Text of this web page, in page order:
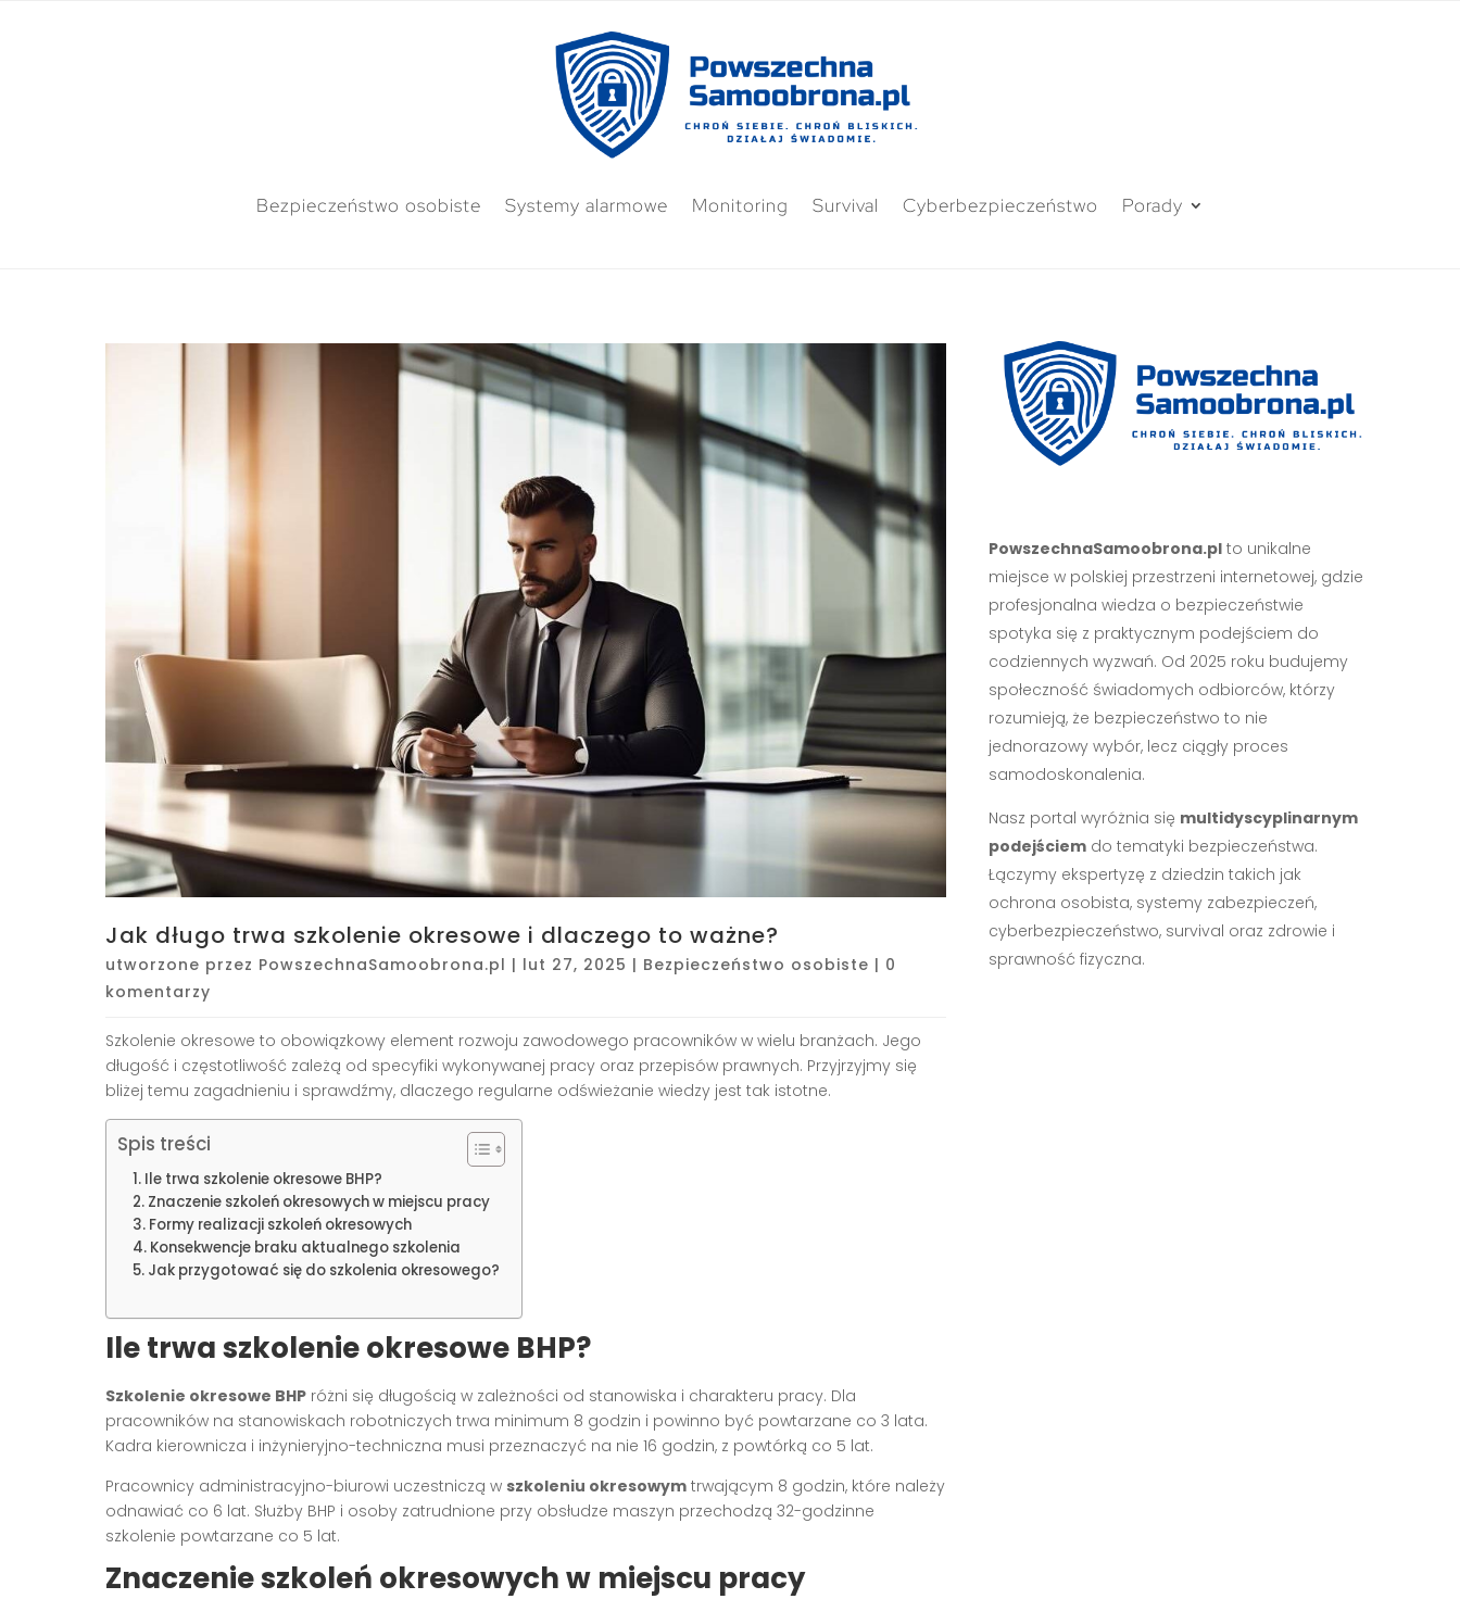
Bezpieczeństwo osobiste Systemy alarmowe Monitoring Survival Cyberbezpieczeństwo Porady
Jak długo trwa szkolenie okresowe i dlaczego to ważne?
utworzone przez PowszechnaSamoobrona.pl | lut 27, 2025 | Bezpieczeństwo osobiste | 0
komentarzy
Szkolenie okresowe to obowiązkowy element rozwoju zawodowego pracowników w wielu branżach. Jego
długość i częstotliwość zależą od specyfiki wykonywanej pracy oraz przepisów prawnych. Przyjrzyjmy się
bliżej temu zagadnieniu i sprawdźmy, dlaczego regularne odświeżanie wiedzy jest tak istotne.
Spis treści
Ile trwa szkolenie okresowe BHP?
Znaczenie szkoleń okresowych w miejscu pracy
Formy realizacji szkoleń okresowych
Konsekwencje braku aktualnego szkolenia
Jak przygotować się do szkolenia okresowego?
Ile trwa szkolenie okresowe BHP?
Szkolenie okresowe BHP różni się długością w zależności od stanowiska i charakteru pracy. Dla
pracowników na stanowiskach robotniczych trwa minimum 8 godzin i powinno być powtarzane co 3 lata.
Kadra kierownicza i inżynieryjno-techniczna musi przeznaczyć na nie 16 godzin, z powtórką co 5 lat.
Pracownicy administracyjno-biurowi uczestniczą w szkoleniu okresowym trwającym 8 godzin, które należy
odnawiać co 6 lat. Służby BHP i osoby zatrudnione przy obsłudze maszyn przechodzą 32-godzinne
szkolenie powtarzane co 5 lat.
Znaczenie szkoleń okresowych w miejscu pracy
PowszechnaSamoobrona.plto unikalne
miejsce w polskiej przestrzeni internetowej, gdzie
profesjonalna wiedza o bezpieczeństwie
spotyka się z praktycznym podejściem do
codziennych wyzwań. Od 2025 roku budujemy
społeczność świadomych odbiorców, którzy
rozumieją, że bezpieczeństwo to nie
jednorazowy wybór, lecz ciągły proces
samodoskonalenia.
Nasz portal wyróżnia się multidyscyplinarnym
podejściemdo tematyki bezpieczeństwa.
Łączymy ekspertyzę z dziedzin takich jak
ochrona osobista, systemy zabezpieczeń,
cyberbezpieczeństwo, survival oraz zdrowie i
sprawność fizyczna.